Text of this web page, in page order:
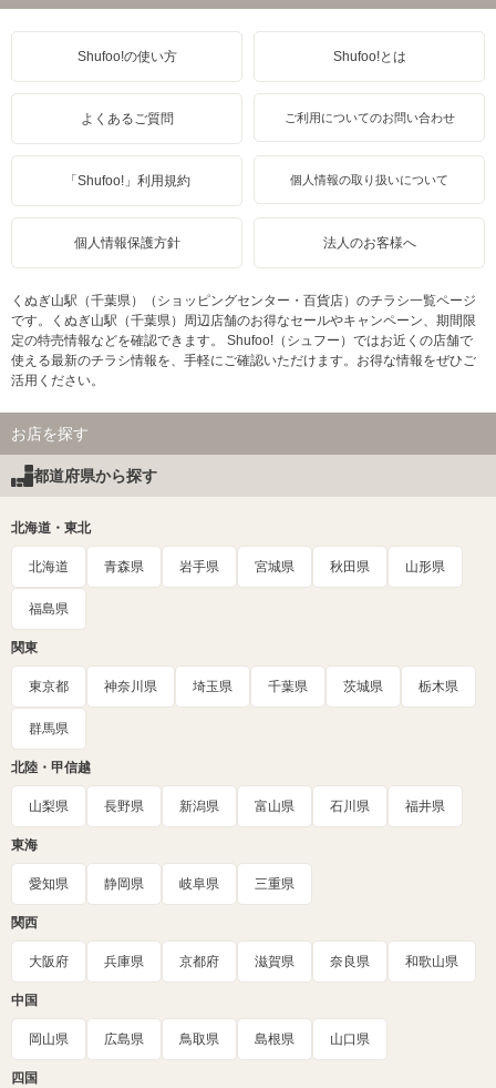
Shufoo!の使い方 Shufoo!とは
よくあるご質問 ご利用についてのお問い合わせ
「Shufoo!」利用規約 個人情報の取り扱いについて
個人情報保護方針 法人のお客様へ
くぬぎ山駅（千葉県）（ショッピングセンター・百貨店）のチラシ一覧ページ
です。くぬぎ山駅（千葉県）周辺店舗のお得なセールやキャンペーン、期間限
定の特売情報などを確認できます。 Shufoo!（シュフー）ではお近くの店舗で
使える最新のチラシ情報を、手軽にご確認いただけます。お得な情報をぜひご
活用ください。
お店を探す
都道府県から探す
北海道・東北
北海道 青森県 岩手県 宮城県 秋田県 山形県
福島県
関東
東京都 神奈川県 埼玉県 千葉県 茨城県 栃木県
群馬県
北陸・甲信越
山梨県 長野県 新潟県 富山県 石川県 福井県
東海
愛知県 静岡県 岐阜県 三重県
関西
大阪府 兵庫県 京都府 滋賀県 奈良県 和歌山県
中国
岡山県 広島県 鳥取県 島根県 山口県
四国